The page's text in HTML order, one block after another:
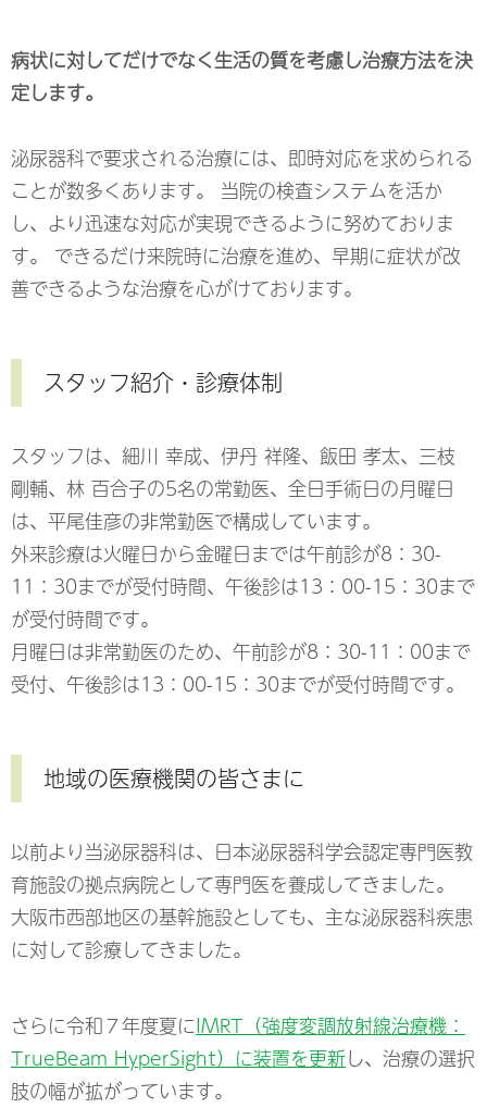
病状に対してだけでなく生活の質を考慮し治療方法を決
定します。
泌尿器科で要求される治療には、即時対応を求められる
ことが数多くあります。 当院の検査システムを活か
し、より迅速な対応が実現できるように努めておりま
す。 できるだけ来院時に治療を進め、早期に症状が改
善できるような治療を心がけております。
スタッフ紹介・診療体制
スタッフは、細川 幸成、伊丹 祥隆、飯田 孝太、三枝
剛輔、林 百合子の5名の常勤医、全日手術日の月曜日
は、平尾佳彦の非常勤医で構成しています。
外来診療は火曜日から金曜日までは午前診が8：30-
11：30までが受付時間、午後診は13：00-15：30まで
が受付時間です。
月曜日は非常勤医のため、午前診が8：30-11：00まで
受付、午後診は13：00-15：30までが受付時間です。
地域の医療機関の皆さまに
以前より当泌尿器科は、日本泌尿器科学会認定専門医教
育施設の拠点病院として専門医を養成してきました。
大阪市西部地区の基幹施設としても、主な泌尿器科疾患
に対して診療してきました。
さらに令和７年度夏にIMRT（強度変調放射線治療機：
TrueBeam HyperSight）に装置を更新し、治療の選択
肢の幅が拡がっています。